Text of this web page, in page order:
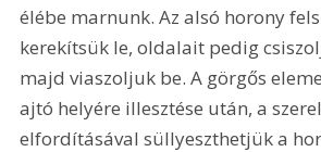
élébe marnunk. Az alsó horony
kerekítsük le, oldalait pedig
majd viaszoljuk be. A görgős
ajtó helyére illesztése után, a
elfordításával süllyeszthetjük a